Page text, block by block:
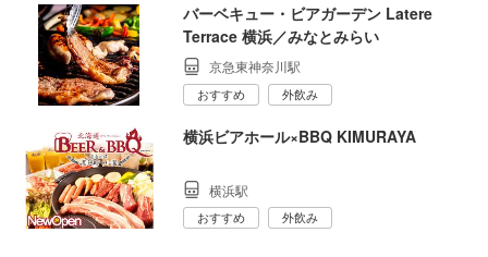
バーベキュー・ビアガーデン Latere
Terrace 横浜／みなとみらい
京急東神奈川駅
おすすめ 外飲み
横浜ビアホール×BBQ KIMURAYA
横浜駅
おすすめ 外飲み